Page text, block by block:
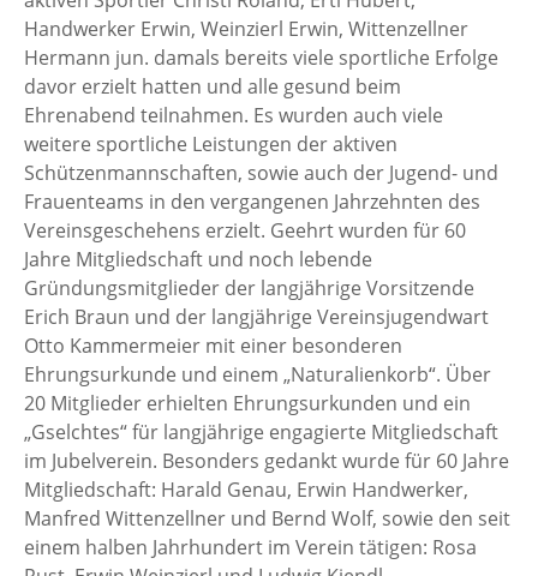
Handwerker Erwin, Weinzierl Erwin, Wittenzellner
Hermann jun. damals bereits viele sportliche Erfolge
davor erzielt hatten und alle gesund beim
Ehrenabend teilnahmen. Es wurden auch viele
weitere sportliche Leistungen der aktiven
Schützenmannschaften, sowie auch der Jugend- und
Frauenteams in den vergangenen Jahrzehnten des
Vereinsgeschehens erzielt. Geehrt wurden für 60
Jahre Mitgliedschaft und noch lebende
Gründungsmitglieder der langjährige Vorsitzende
Erich Braun und der langjährige Vereinsjugendwart
Otto Kammermeier mit einer besonderen
Ehrungsurkunde und einem „Naturalienkorb“. Über
20 Mitglieder erhielten Ehrungsurkunden und ein
„Gselchtes“ für langjährige engagierte Mitgliedschaft
im Jubelverein. Besonders gedankt wurde für 60 Jahre
Mitgliedschaft: Harald Genau, Erwin Handwerker,
Manfred Wittenzellner und Bernd Wolf, sowie den seit
einem halben Jahrhundert im Verein tätigen: Rosa